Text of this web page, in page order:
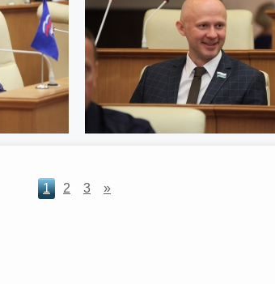
1 2 3 »